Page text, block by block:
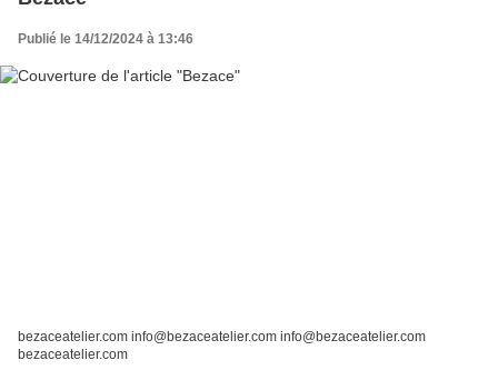
Publié le 14/12/2024 à 13:46
bezaceatelier.com info@bezaceatelier.com info@bezaceatelier.com
bezaceatelier.com